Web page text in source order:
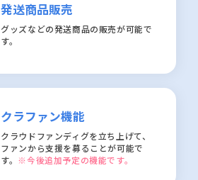
発送商品販売
グッズなどの発送商品の販売が可能で
す。
クラファン機能
クラウドファンディグを立ち上げて、
ファンから支援を募ることが可能で
す。 ※今後追加予定の機能です。